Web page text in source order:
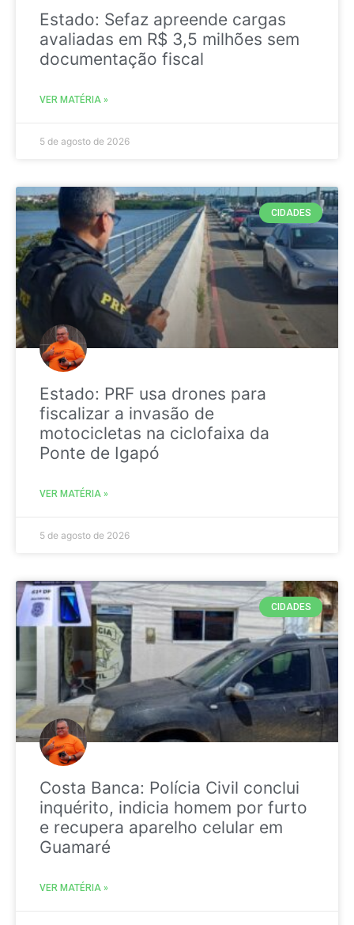
Estado: Sefaz apreende cargas
avaliadas em R$ 3,5 milhões sem
documentação fiscal
VER MATÉRIA »
5 de agosto de 2026
CIDADES
Estado: PRF usa drones para
fiscalizar a invasão de
motocicletas na ciclofaixa da
Ponte de Igapó
VER MATÉRIA »
5 de agosto de 2026
CIDADES
Costa Banca: Polícia Civil conclui
inquérito, indicia homem por furto
e recupera aparelho celular em
Guamaré
VER MATÉRIA »